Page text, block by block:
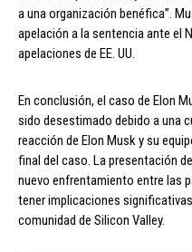
a una organización benéfica”.
apelación a la sentencia ante el
apelaciones de EE. UU.
En conclusión, el caso de Elon
sido desestimado debido a una
reacción de Elon Musk y su
final del caso. La presentación
nuevo enfrentamiento entre las
tener implicaciones
comunidad de Silicon Valley.